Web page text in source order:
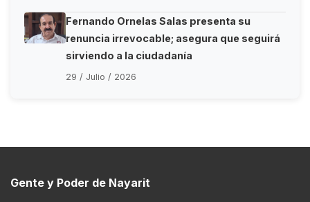
Fernando Ornelas Salas presenta su
renuncia irrevocable; asegura que seguirá
sirviendo a la ciudadanía
29 / Julio / 2026
Gente y Poder de Nayarit